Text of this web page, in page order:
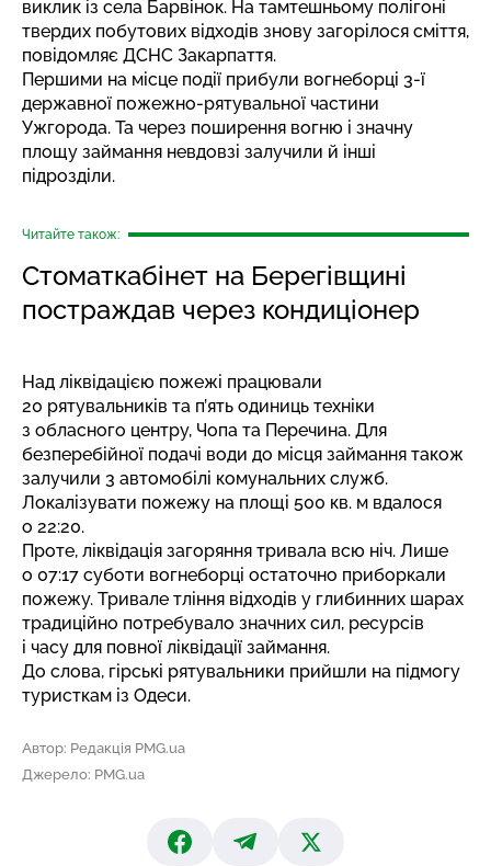
виклик із села Барвінок. На тамтешньому полігоні
твердих побутових відходів знову загорілося сміття,
повідомляє ДСНС Закарпаття.
Першими на місце події прибули вогнеборці 3-ї
державної пожежно-рятувальної частини
Ужгорода. Та через поширення вогню і значну
площу займання невдовзі залучили й інші
підрозділи.
Читайте також:
Стоматкабінет на Берегівщині
постраждав через кондиціонер
Над ліквідацією пожежі працювали
20 рятувальників та п’ять одиниць техніки
з обласного центру, Чопа та Перечина. Для
безперебійної подачі води до місця займання також
залучили 3 автомобілі комунальних служб.
Локалізувати пожежу на площі 500 кв. м вдалося
о 22:20.
Проте, ліквідація загоряння тривала всю ніч. Лише
о 07:17 суботи вогнеборці остаточно приборкали
пожежу. Тривале тління відходів у глибинних шарах
традиційно потребувало значних сил, ресурсів
і часу для повної ліквідації займання.
До слова, гірські рятувальники прийшли на підмогу
туристкам із Одеси.
Автор: Редакція PMG.ua
Джерело: PMG.ua